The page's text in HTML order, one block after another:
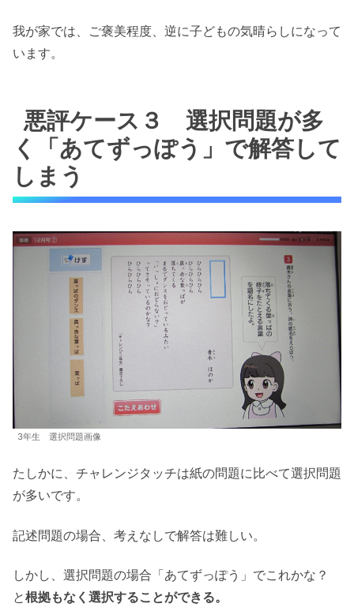
我が家では、ご褒美程度、逆に子どもの気晴らしになって
います。
悪評ケース３ 選択問題が多
く「あてずっぽう」で解答して
しまう
3年生 選択問題画像
たしかに、チャレンジタッチは紙の問題に比べて選択問題
が多いです。
記述問題の場合、考えなしで解答は難しい。
しかし、選択問題の場合「あてずっぽう」でこれかな？
と根拠もなく選択することができる。